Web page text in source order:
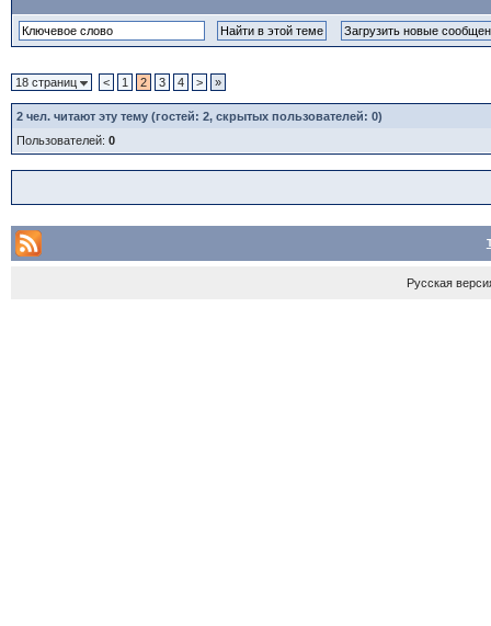
18 страниц < 1 2 3 4 > »
2чел. читают эту тему (гостей: 2, скрытых пользователей: 0)
Пользователей: 0
Русская